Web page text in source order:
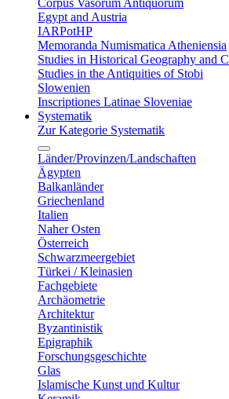
Corpus Vasorum Antiquorum
Egypt and Austria
IARPotHP
Memoranda Numismatica Atheniensia
Studies in Historical Geography and
Studies in the Antiquities of Stobi
Slowenien
Inscriptiones Latinae Sloveniae
Systematik
Zur Kategorie Systematik
Länder/Provinzen/Landschaften
Ägypten
Balkanländer
Griechenland
Italien
Naher Osten
Österreich
Schwarzmeergebiet
Türkei / Kleinasien
Fachgebiete
Archäometrie
Architektur
Byzantinistik
Epigraphik
Forschungsgeschichte
Glas
Islamische Kunst und Kultur